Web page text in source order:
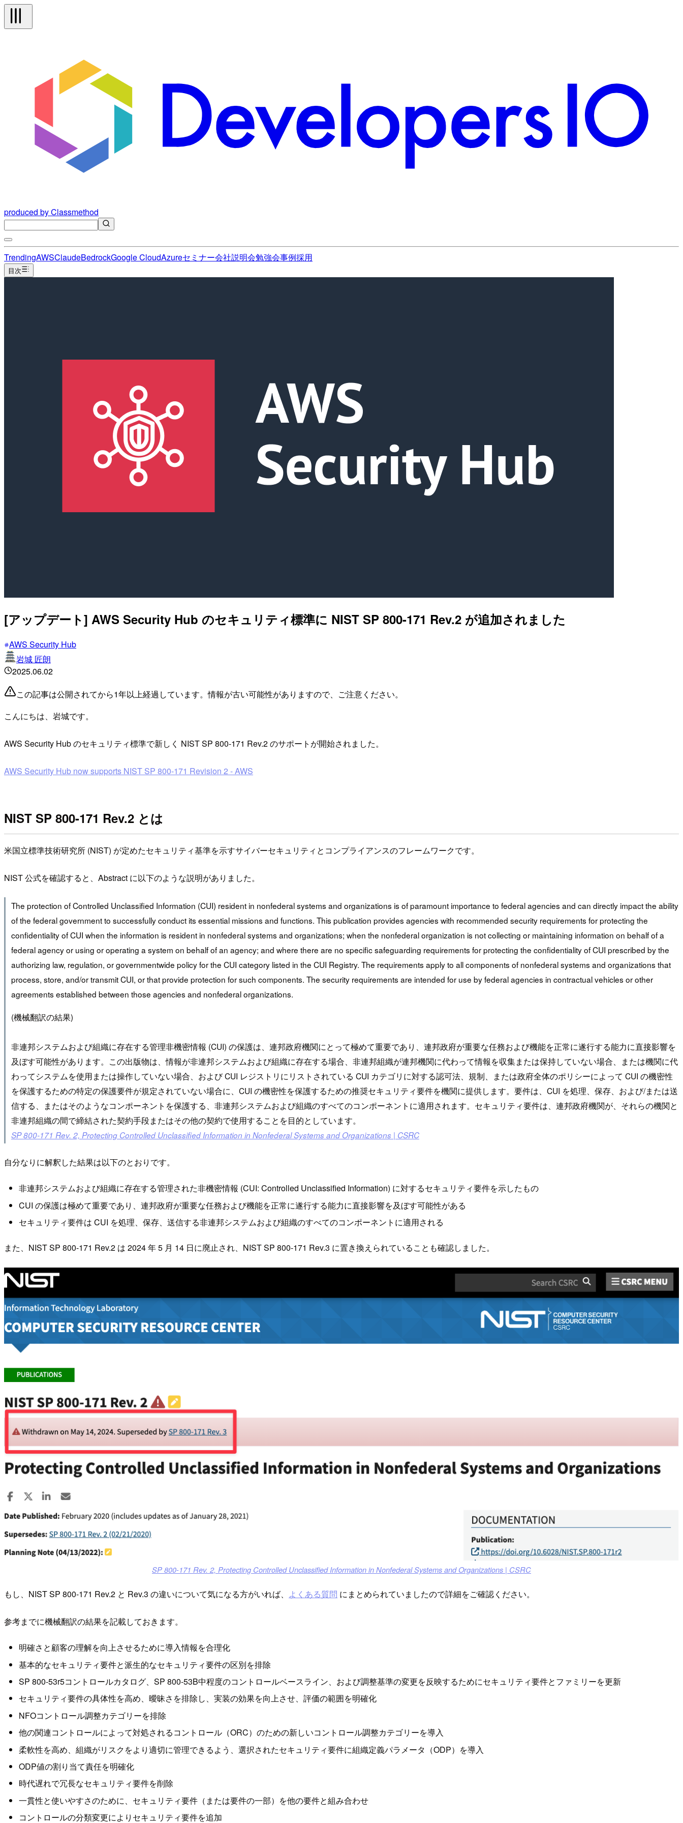
produced by Classmethod
TrendingAWSClaudeBedrockGoogle CloudAzureセミナー会社説明会勉強会事例採用
目次
[アップデート] AWS Security Hub のセキュリティ標準に NIST SP 800-171 Rev.2 が追加されました
AWS Security Hub
岩城 匠朗
2025.06.02
この記事は公開されてから1年以上経過しています。情報が古い可能性がありますので、ご注意ください。
こんにちは、岩城です。
AWS Security Hub のセキュリティ標準で新しく NIST SP 800-171 Rev.2 のサポートが開始されました。
AWS Security Hub now supports NIST SP 800-171 Revision 2 - AWS
NIST SP 800-171 Rev.2 とは
米国立標準技術研究所 (NIST) が定めたセキュリティ基準を示すサイバーセキュリティとコンプライアンスのフレームワークです。
NIST 公式を確認すると、Abstract に以下のような説明がありました。
The protection of Controlled Unclassified Information (CUI) resident in nonfederal systems and organizations is of paramount importance to federal agencies and can directly impact the ability
of the federal government to successfully conduct its essential missions and functions. This publication provides agencies with recommended security requirements for protecting the
confidentiality of CUI when the information is resident in nonfederal systems and organizations; when the nonfederal organization is not collecting or maintaining information on behalf of a
federal agency or using or operating a system on behalf of an agency; and where there are no specific safeguarding requirements for protecting the confidentiality of CUI prescribed by the
authorizing law, regulation, or governmentwide policy for the CUI category listed in the CUI Registry. The requirements apply to all components of nonfederal systems and organizations that
process, store, and/or transmit CUI, or that provide protection for such components. The security requirements are intended for use by federal agencies in contractual vehicles or other
agreements established between those agencies and nonfederal organizations.
(機械翻訳の結果)
非連邦システムおよび組織に存在する管理非機密情報 (CUI) の保護は、連邦政府機関にとって極めて重要であり、連邦政府が重要な任務および機能を正常に遂行する能力に直接影響を
及ぼす可能性があります。この出版物は、情報が非連邦システムおよび組織に存在する場合、非連邦組織が連邦機関に代わって情報を収集または保持していない場合、または機関に代
わってシステムを使用または操作していない場合、および CUI レジストリにリストされている CUI カテゴリに対する認可法、規制、または政府全体のポリシーによって CUI の機密性
を保護するための特定の保護要件が規定されていない場合に、CUI の機密性を保護するための推奨セキュリティ要件を機関に提供します。要件は、CUI を処理、保存、および/または送
信する、またはそのようなコンポーネントを保護する、非連邦システムおよび組織のすべてのコンポーネントに適用されます。セキュリティ要件は、連邦政府機関が、それらの機関と
非連邦組織の間で締結された契約手段またはその他の契約で使用することを目的としています。
SP 800-171 Rev. 2, Protecting Controlled Unclassified Information in Nonfederal Systems and Organizations | CSRC
自分なりに解釈した結果は以下のとおりです。
非連邦システムおよび組織に存在する管理された非機密情報 (CUI: Controlled Unclassified Information) に対するセキュリティ要件を示したもの
CUI の保護は極めて重要であり、連邦政府が重要な任務および機能を正常に遂行する能力に直接影響を及ぼす可能性がある
セキュリティ要件は CUI を処理、保存、送信する非連邦システムおよび組織のすべてのコンポーネントに適用される
また、NIST SP 800-171 Rev.2 は 2024 年 5 月 14 日に廃止され、NIST SP 800-171 Rev.3 に置き換えられていることも確認しました。
SP 800-171 Rev. 2, Protecting Controlled Unclassified Information in Nonfederal Systems and Organizations | CSRC
もし、NIST SP 800-171 Rev.2 と Rev.3 の違いについて気になる方がいれば、 よくある質問 にまとめられていましたので詳細をご確認ください。
参考までに機械翻訳の結果を記載しておきます。
明確さと顧客の理解を向上させるために導入情報を合理化
基本的なセキュリティ要件と派生的なセキュリティ要件の区別を排除
SP 800-53r5コントロールカタログ、SP 800-53B中程度のコントロールベースライン、および調整基準の変更を反映するためにセキュリティ要件とファミリーを更新
セキュリティ要件の具体性を高め、曖昧さを排除し、実装の効果を向上させ、評価の範囲を明確化
NFOコントロール調整カテゴリーを排除
他の関連コントロールによって対処されるコントロール（ORC）のための新しいコントロール調整カテゴリーを導入
柔軟性を高め、組織がリスクをより適切に管理できるよう、選択されたセキュリティ要件に組織定義パラメータ（ODP）を導入
ODP値の割り当て責任を明確化
時代遅れで冗長なセキュリティ要件を削除
一貫性と使いやすさのために、セキュリティ要件（または要件の一部）を他の要件と組み合わせ
コントロールの分類変更によりセキュリティ要件を追加